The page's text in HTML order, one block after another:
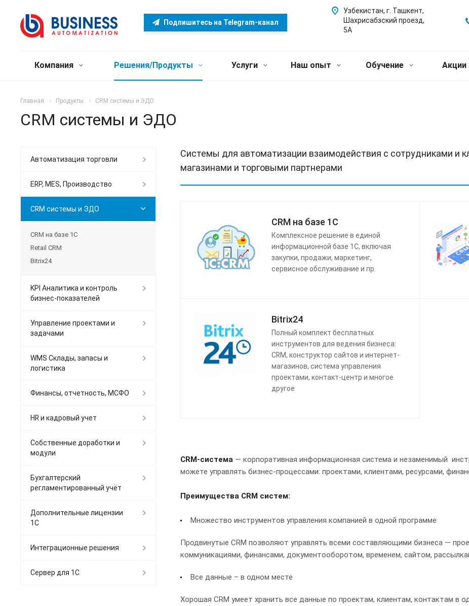
Подпишитесь на Telegram-канал
Узбекистан, г. Ташкент,
Шахрисабзский проезд,
5А
Компания Решения/Продукты Услуги Наш опыт Обучение Акции
Главная Продукты CRM системы и ЭДО
CRM системы и ЭДО
Системы для автоматизации взаимодействия с сотрудниками и
магазинами и торговыми партнерами
CRM на базе 1С
Комплексное решение в единой
информационной базе 1С, включая
закупки, продажи, маркетинг,
сервисное обслуживание и пр.
Bitrix24
Полный комплект бесплатных
инструментов для ведения бизнеса:
CRM, конструктор сайтов и интернет-
магазинов, система управления
проектами, контакт-центр и многое
другое
CRM-система — корпоративная информационная система и незаменимый
можете управлять бизнес-процессами: проектами, клиентами, ресурсами,
Преимущества CRM систем:
Множество инструментов управления компанией в одной программе
Продвинутые CRM позволяют управлять всеми составляющими бизнеса —
коммуникациями, финансами, документооборотом, временем, сайтом,
Все данные – в одном месте
Хорошая CRM умеет хранить все данные по проектам, клиентам, контактам в
Автоматизация торговли
ERP, MES, Производство
CRM системы и ЭДО
CRM на базе 1С
Retail CRM
Bitrix24
KPI Аналитика и контроль
бизнес-показателей
Управление проектами и
задачами
WMS Склады, запасы и
логистика
Финансы, отчетность, МСФО
HR и кадровый учет
Собственные доработки и
модули
Бухгалтерский
регламентированный учёт
Дополнительные лицензии
1С
Интеграционные решения
Сервер для 1С